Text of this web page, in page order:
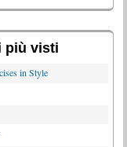
più visti
in Style